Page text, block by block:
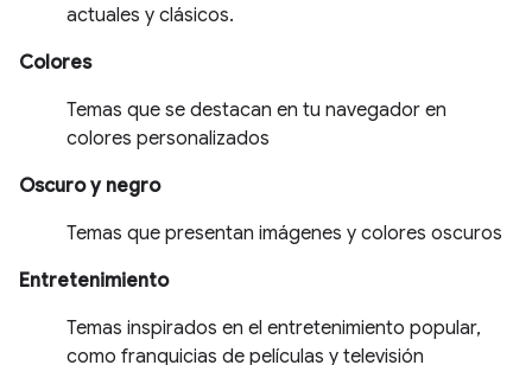
actuales y clásicos.
Colores
Temas que se destacan en tu navegador en
colores personalizados
Oscuro y negro
Temas que presentan imágenes y colores oscuros
Entretenimiento
Temas inspirados en el entretenimiento popular,
como franquicias de películas y televisión